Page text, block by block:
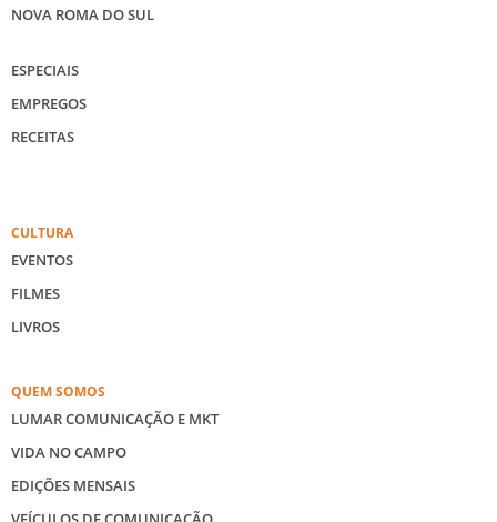
NOVA ROMA DO SUL
ESPECIAIS
EMPREGOS
RECEITAS
CULTURA
EVENTOS
FILMES
LIVROS
QUEM SOMOS
LUMAR COMUNICAÇÃO E MKT
VIDA NO CAMPO
EDIÇÕES MENSAIS